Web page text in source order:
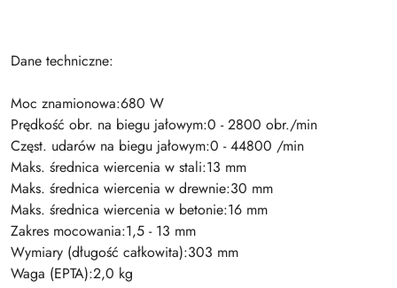
Dane techniczne:
Moc znamionowa:680 W
Prędkość obr. na biegu jałowym:0 - 2800 obr./min
Częst. udarów na biegu jałowym:0 - 44800 /min
Maks. średnica wiercenia w stali:13 mm
Maks. średnica wiercenia w drewnie:30 mm
Maks. średnica wiercenia w betonie:16 mm
Zakres mocowania:1,5 - 13 mm
Wymiary (długość całkowita):303 mm
Waga (EPTA):2,0 kg